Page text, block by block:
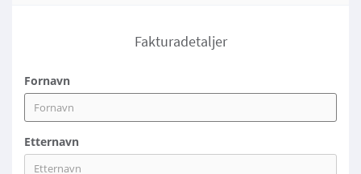
Fakturadetaljer
Fornavn
Etternavn